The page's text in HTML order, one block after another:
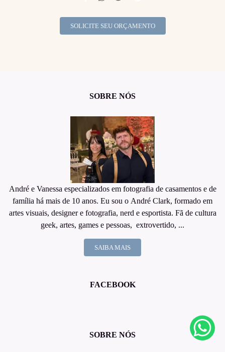
SOLICITE SEU ORÇAMENTO
SOBRE NÓS
André e Vanessa especializados em fotografia de casamentos e de
família há mais de 10 anos. Eu sou o André Clark, formado em
artes visuais, designer e fotografia, nerd e esportista. Fã de cultura
geek, artes, games e pessoas, extrovertido, ...
SAIBA MAIS
FACEBOOK
SOBRE NÓS